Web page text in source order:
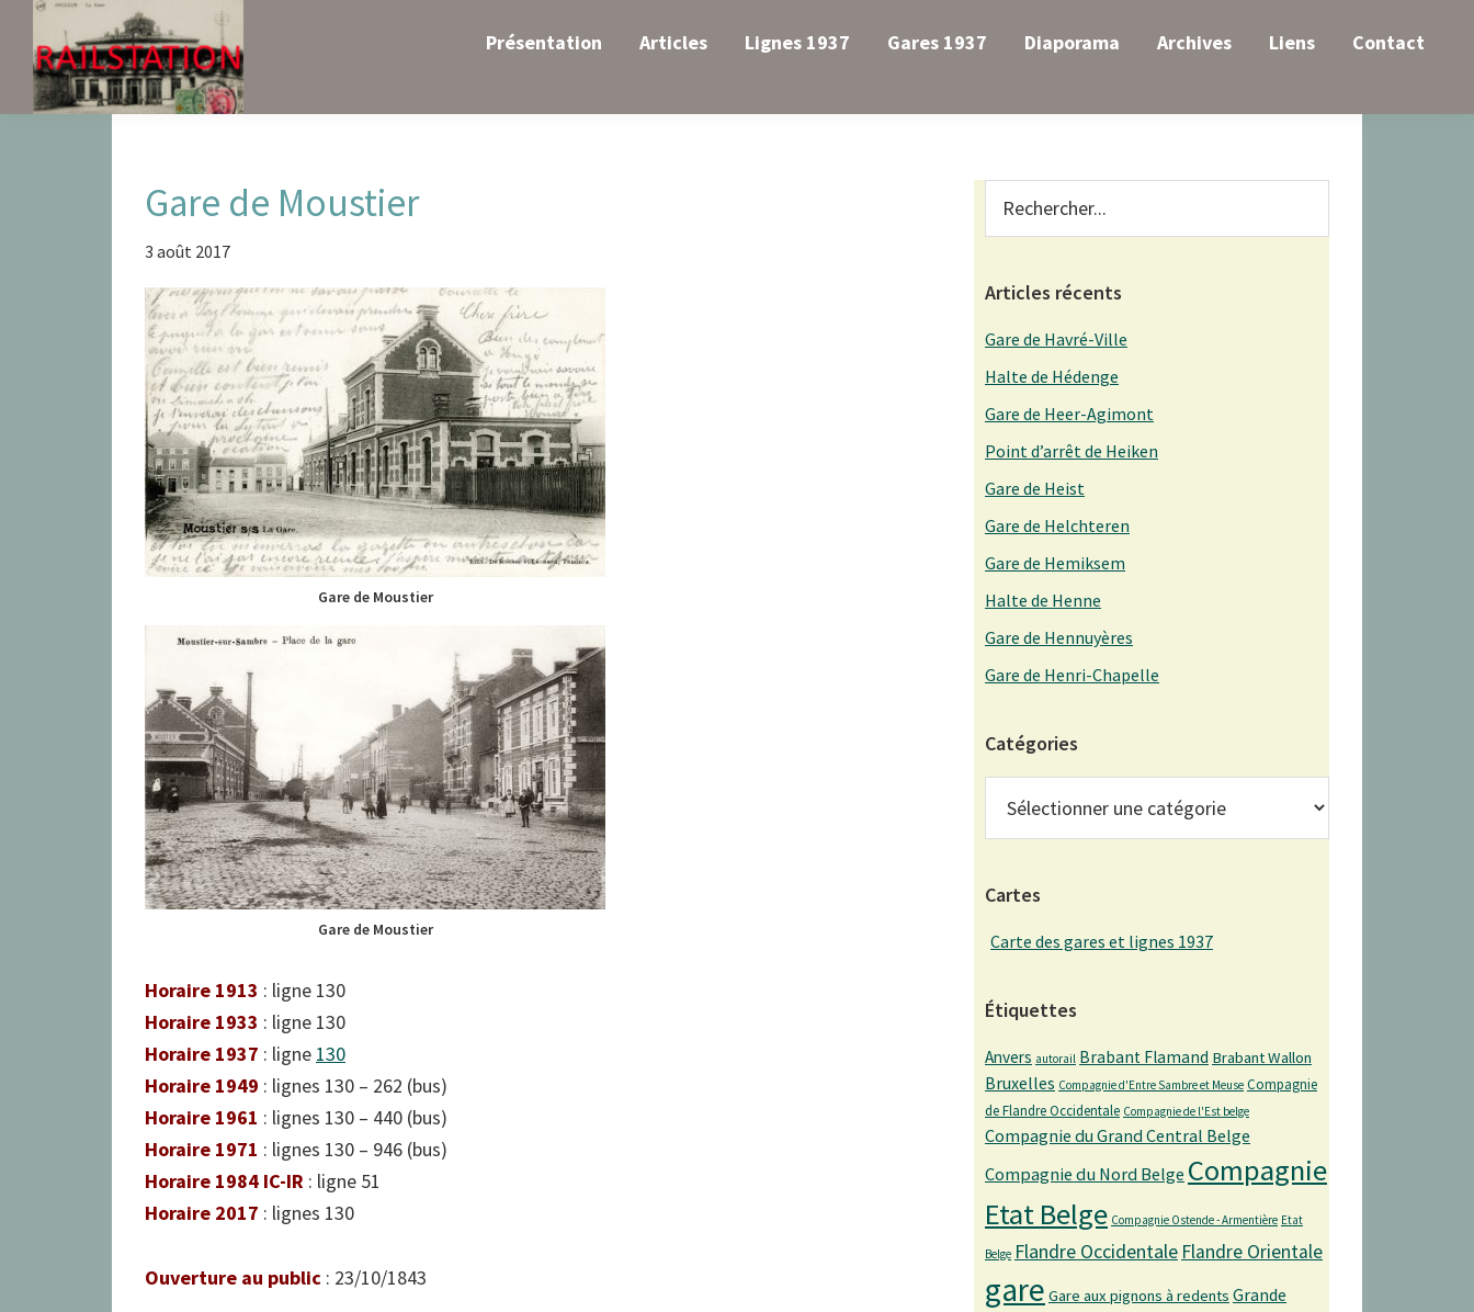
primary
navigation
main
content
primary
sidebar
Présentation Articles Lignes 1937 Gares 1937 Diaporama Archives Liens Contact
Gare de Moustier
3 août 2017
Gare de Moustier
Gare de Moustier
Horaire 1913 : ligne 130
Horaire 1933 : ligne 130
Horaire 1937 : ligne 130
Horaire 1949 : lignes 130 – 262 (bus)
Horaire 1961 : lignes 130 – 440 (bus)
Horaire 1971 : lignes 130 – 946 (bus)
Horaire 1984 IC-IR : ligne 51
Horaire 2017 : lignes 130
Ouverture au public : 23/10/1843
Primary
Sidebar
Articles récents
Gare de Havré-Ville
Halte de Hédenge
Gare de Heer-Agimont
Point d’arrêt de Heiken
Gare de Heist
Gare de Helchteren
Gare de Hemiksem
Halte de Henne
Gare de Hennuyères
Gare de Henri-Chapelle
Catégories
Cartes
Carte des gares et lignes 1937
Étiquettes
Anvers autorail Brabant Flamand Brabant Wallon
Bruxelles Compagnie d'Entre Sambre et Meuse Compagnie
de Flandre Occidentale Compagnie de l'Est belge
Compagnie du Grand Central Belge
Compagnie du Nord Belge Compagnie
Etat Belge Compagnie Ostende - Armentière Etat
Belge Flandre Occidentale Flandre Orientale
gare Gare aux pignons à redents Grande